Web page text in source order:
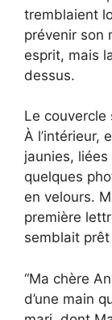
tremblaient
prévenir son
esprit, mais
dessus.
Le couvercle
À l’intérieur,
jaunies,
quelques
en velours.
première
semblait
“Ma chère
d’une main